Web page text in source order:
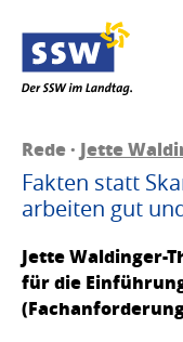
Rede · Jette
Fakten statt
arbeiten gut
Jette Waldinger-
für die